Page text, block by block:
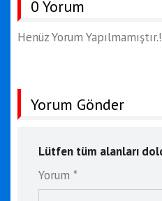
0 Yorum
Henüz Yorum
Yorum Gönder
Lütfen tüm alanları
Yorum *